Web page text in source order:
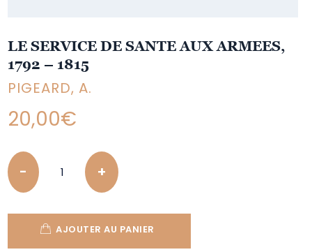
LE SERVICE DE SANTE AUX ARMEES,
1792 – 1815
PIGEARD, A.
20,00€
Quantity
AJOUTER AU PANIER